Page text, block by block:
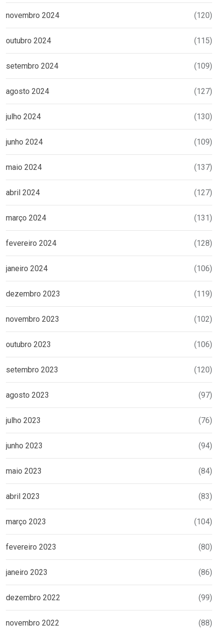
novembro 2024 (120)
outubro 2024 (115)
setembro 2024 (109)
agosto 2024 (127)
julho 2024 (130)
junho 2024 (109)
maio 2024 (137)
abril 2024 (127)
março 2024 (131)
fevereiro 2024 (128)
janeiro 2024 (106)
dezembro 2023 (119)
novembro 2023 (102)
outubro 2023 (106)
setembro 2023 (120)
agosto 2023 (97)
julho 2023 (76)
junho 2023 (94)
maio 2023 (84)
abril 2023 (83)
março 2023 (104)
fevereiro 2023 (80)
janeiro 2023 (86)
dezembro 2022 (99)
novembro 2022 (88)